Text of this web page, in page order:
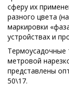
сферу их
разного цвета
маркировки
устройствах и
Термоусадочные
метровой
представлены
50\17.